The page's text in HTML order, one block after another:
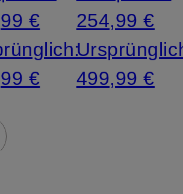
€
€
254,99 €
499,99 €